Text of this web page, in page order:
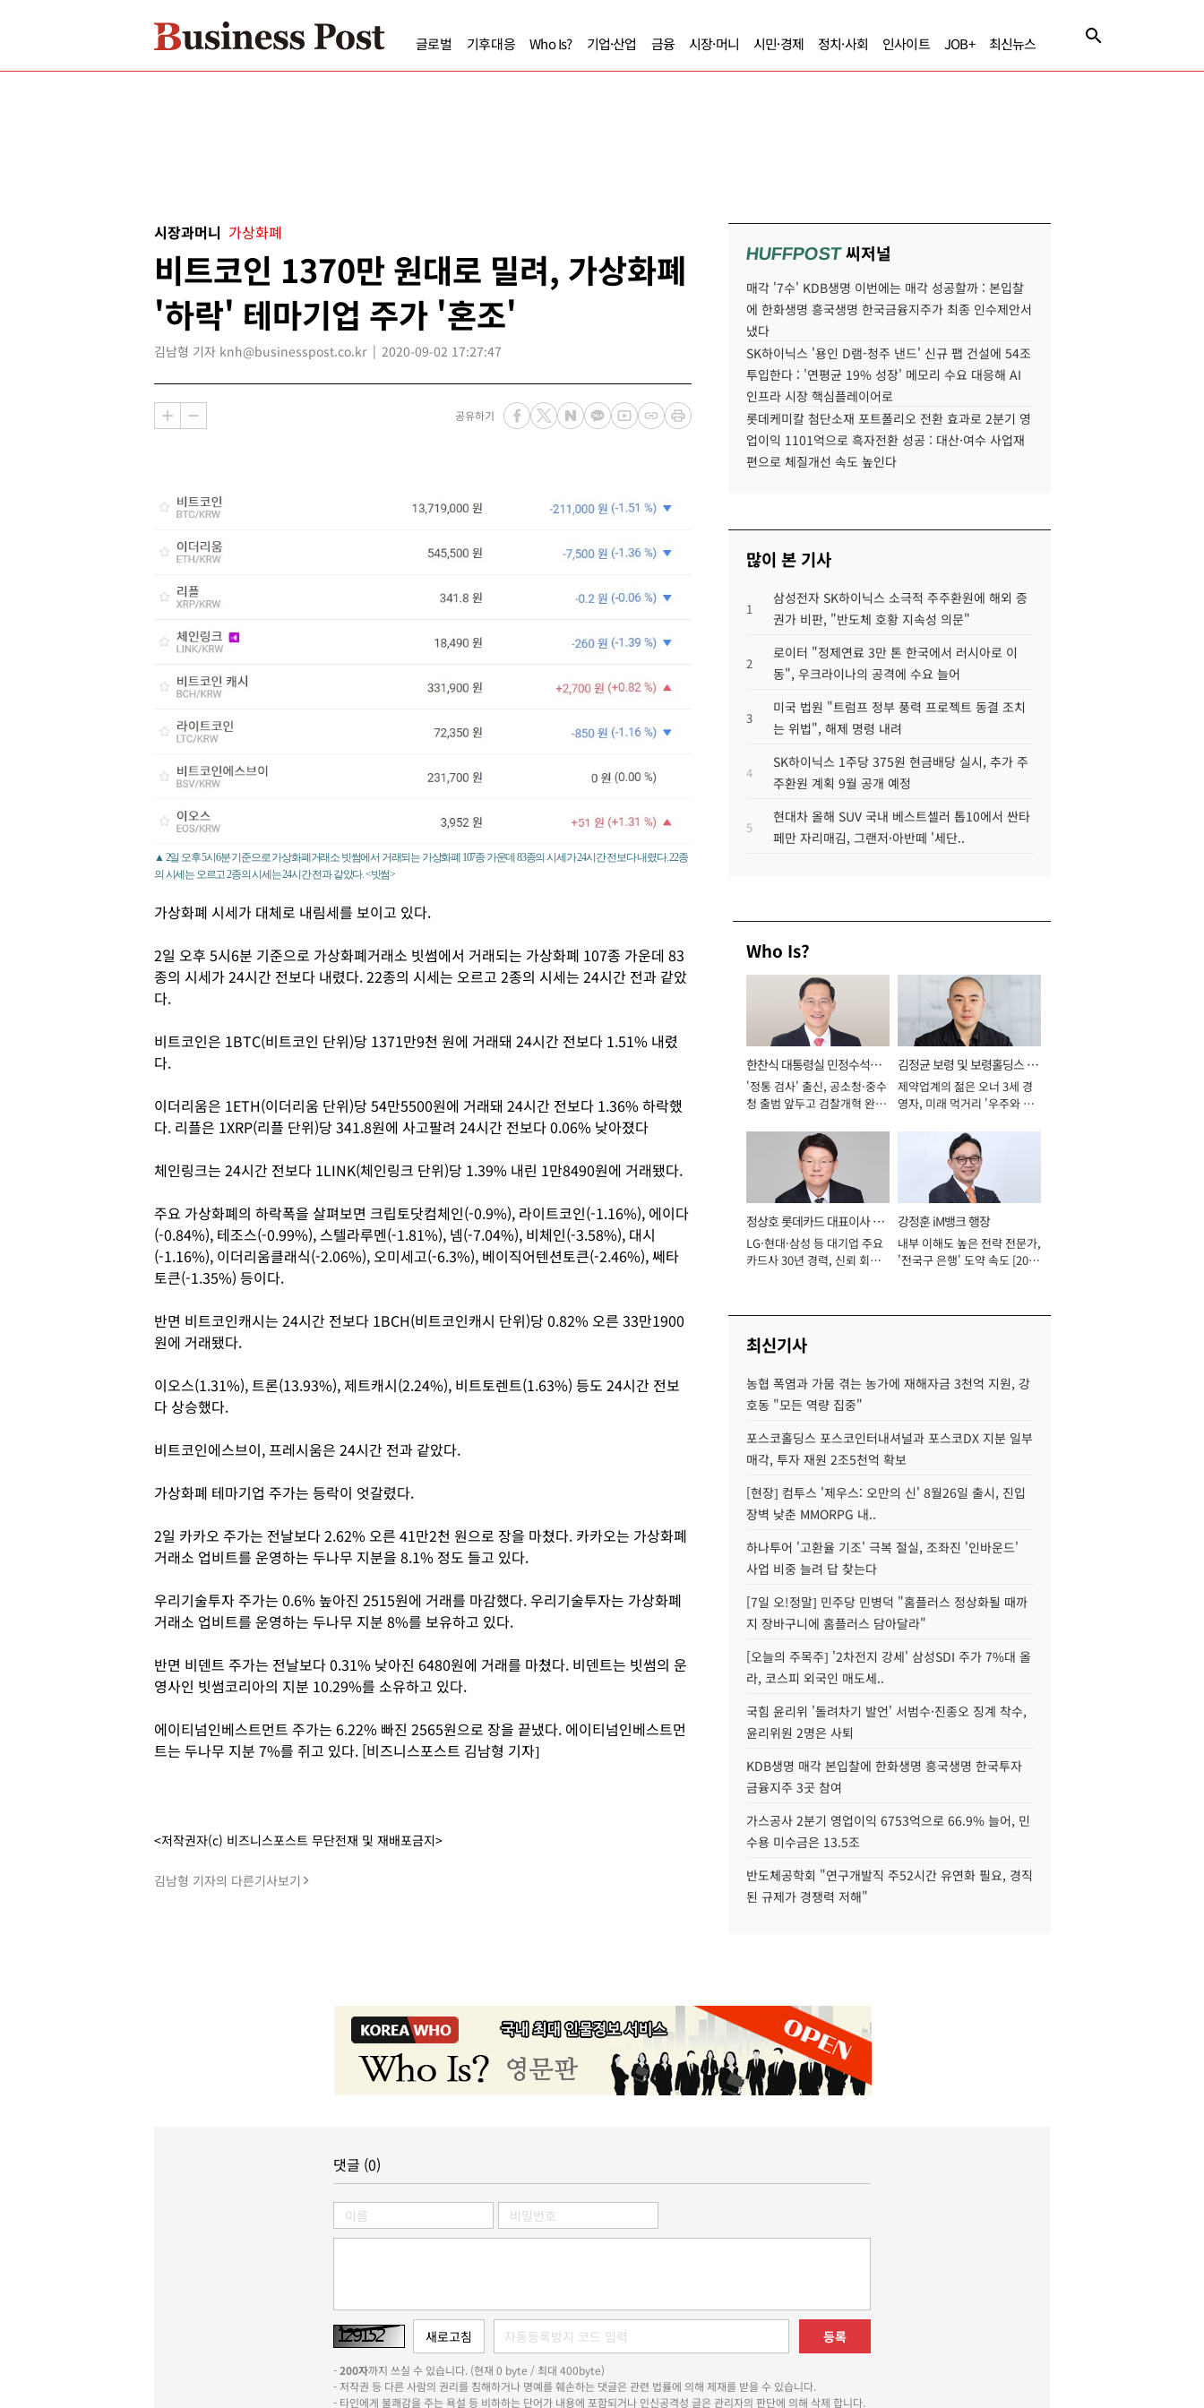
글로벌 기후대응 Who Is? 기업·산업 금융 시장·머니 시민·경제 정치·사회 인사이트 JOB+ 최신뉴스
시장과머니 가상화폐
비트코인 1370만 원대로 밀려, 가상화폐
'하락' 테마기업 주가 '혼조'
김남형 기자 knh@businesspost.co.kr 2020-09-02 17:27:47
공유하기
▲ 2일 오후 5시6분 기준으로 가상화폐거래소 빗썸에서 거래되는 가상화폐 107종 가운데 83종의 시세가 24시간 전보다 내렸다. 22종
의 시세는 오르고 2종의 시세는 24시간 전과 같았다. <빗썸>
가상화폐 시세가 대체로 내림세를 보이고 있다.
2일 오후 5시6분 기준으로 가상화폐거래소 빗썸에서 거래되는 가상화폐 107종 가운데 83
종의 시세가 24시간 전보다 내렸다. 22종의 시세는 오르고 2종의 시세는 24시간 전과 같았
다.
비트코인은 1BTC(비트코인 단위)당 1371만9천 원에 거래돼 24시간 전보다 1.51% 내렸
다.
이더리움은 1ETH(이더리움 단위)당 54만5500원에 거래돼 24시간 전보다 1.36% 하락했
다. 리플은 1XRP(리플 단위)당 341.8원에 사고팔려 24시간 전보다 0.06% 낮아졌다
체인링크는 24시간 전보다 1LINK(체인링크 단위)당 1.39% 내린 1만8490원에 거래됐다.
주요 가상화폐의 하락폭을 살펴보면 크립토닷컴체인(-0.9%), 라이트코인(-1.16%), 에이다
(-0.84%), 테조스(-0.99%), 스텔라루멘(-1.81%), 넴(-7.04%), 비체인(-3.58%), 대시
(-1.16%), 이더리움클래식(-2.06%), 오미세고(-6.3%), 베이직어텐션토큰(-2.46%), 쎄타
토큰(-1.35%) 등이다.
반면 비트코인캐시는 24시간 전보다 1BCH(비트코인캐시 단위)당 0.82% 오른 33만1900
원에 거래됐다.
이오스(1.31%), 트론(13.93%), 제트캐시(2.24%), 비트토렌트(1.63%) 등도 24시간 전보
다 상승했다.
비트코인에스브이, 프레시움은 24시간 전과 같았다.
가상화폐 테마기업 주가는 등락이 엇갈렸다.
2일 카카오 주가는 전날보다 2.62% 오른 41만2천 원으로 장을 마쳤다. 카카오는 가상화폐
거래소 업비트를 운영하는 두나무 지분을 8.1% 정도 들고 있다.
우리기술투자 주가는 0.6% 높아진 2515원에 거래를 마감했다. 우리기술투자는 가상화폐
거래소 업비트를 운영하는 두나무 지분 8%를 보유하고 있다.
반면 비덴트 주가는 전날보다 0.31% 낮아진 6480원에 거래를 마쳤다. 비덴트는 빗썸의 운
영사인 빗썸코리아의 지분 10.29%를 소유하고 있다.
에이티넘인베스트먼트 주가는 6.22% 빠진 2565원으로 장을 끝냈다. 에이티넘인베스트먼
트는 두나무 지분 7%를 쥐고 있다. [비즈니스포스트 김남형 기자]
<저작권자(c) 비즈니스포스트 무단전재 및 재배포금지>
김남형 기자의 다른기사보기
HUFFPOST씨저널
매각 '7수' KDB생명 이번에는 매각 성공할까 : 본입찰
에 한화생명 흥국생명 한국금융지주가 최종 인수제안서
냈다
SK하이닉스 '용인 D램-청주 낸드' 신규 팹 건설에 54조
투입한다 : '연평균 19% 성장' 메모리 수요 대응해 AI
인프라 시장 핵심플레이어로
롯데케미칼 첨단소재 포트폴리오 전환 효과로 2분기 영
업이익 1101억으로 흑자전환 성공 : 대산·여수 사업재
편으로 체질개선 속도 높인다
많이 본 기사
1
삼성전자 SK하이닉스 소극적 주주환원에 해외 증
권가 비판, "반도체 호황 지속성 의문"
2
로이터 "정제연료 3만 톤 한국에서 러시아로 이
동", 우크라이나의 공격에 수요 늘어
3
미국 법원 "트럼프 정부 풍력 프로젝트 동결 조치
는 위법", 해제 명령 내려
4
SK하이닉스 1주당 375원 현금배당 실시, 추가 주
주환원 계획 9월 공개 예정
5
현대차 올해 SUV 국내 베스트셀러 톱10에서 싼타
페만 자리매김, 그랜저·아반떼 '세단..
Who Is?
한찬식 대통령실 민정수석비
서관
'정통 검사' 출신, 공소청·중수
청 출범 앞두고 검찰개혁 완수
김정균 보령 및 보령홀딩스 대
표이사 사장
제약업계의 젊은 오너 3세 경
영자, 미래 먹거리 '우주와 헬
정상호 롯데카드 대표이사 사
장
LG·현대·삼성 등 대기업 주요
카드사 30년 경력, 신뢰 회복
강정훈 iM뱅크 행장
내부 이해도 높은 전략 전문가,
'전국구 은행' 도약 속도 [2026
최신기사
농협 폭염과 가뭄 겪는 농가에 재해자금 3천억 지원, 강
호동 "모든 역량 집중"
포스코홀딩스 포스코인터내셔널과 포스코DX 지분 일부
매각, 투자 재원 2조5천억 확보
[현장] 컴투스 '제우스: 오만의 신' 8월26일 출시, 진입
장벽 낮춘 MMORPG 내..
하나투어 '고환율 기조' 극복 절실, 조좌진 '인바운드'
사업 비중 늘려 답 찾는다
[7일 오!정말] 민주당 민병덕 "홈플러스 정상화될 때까
지 장바구니에 홈플러스 담아달라"
[오늘의 주목주] '2차전지 강세' 삼성SDI 주가 7%대 올
라, 코스피 외국인 매도세..
국힘 윤리위 '돌려차기 발언' 서범수·진종오 징계 착수,
윤리위원 2명은 사퇴
KDB생명 매각 본입찰에 한화생명 흥국생명 한국투자
금융지주 3곳 참여
가스공사 2분기 영업이익 6753억으로 66.9% 늘어, 민
수용 미수금은 13.5조
반도체공학회 "연구개발직 주52시간 유연화 필요, 경직
된 규제가 경쟁력 저해"
댓글 (0)
등록
-200자까지 쓰실 수 있습니다. (현재 0 byte / 최대 400byte)
- 저작권 등 다른 사람의 권리를 침해하거나 명예를 훼손하는 댓글은 관련 법률에 의해 제재를 받을 수 있습니다.
- 타인에게 불쾌감을 주는 욕설 등 비하하는 단어가 내용에 포함되거나 인신공격성 글은 관리자의 판단에 의해 삭제 합니다.